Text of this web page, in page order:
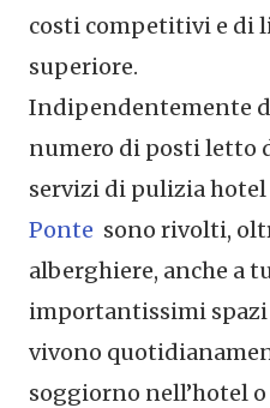
costi competitivi e di
superiore.
Indipendentemente
numero di posti letto
servizi di pulizia
Ponte sono rivolti,
alberghiere, anche a
importantissimi
vivono
soggiorno nell’hotel o